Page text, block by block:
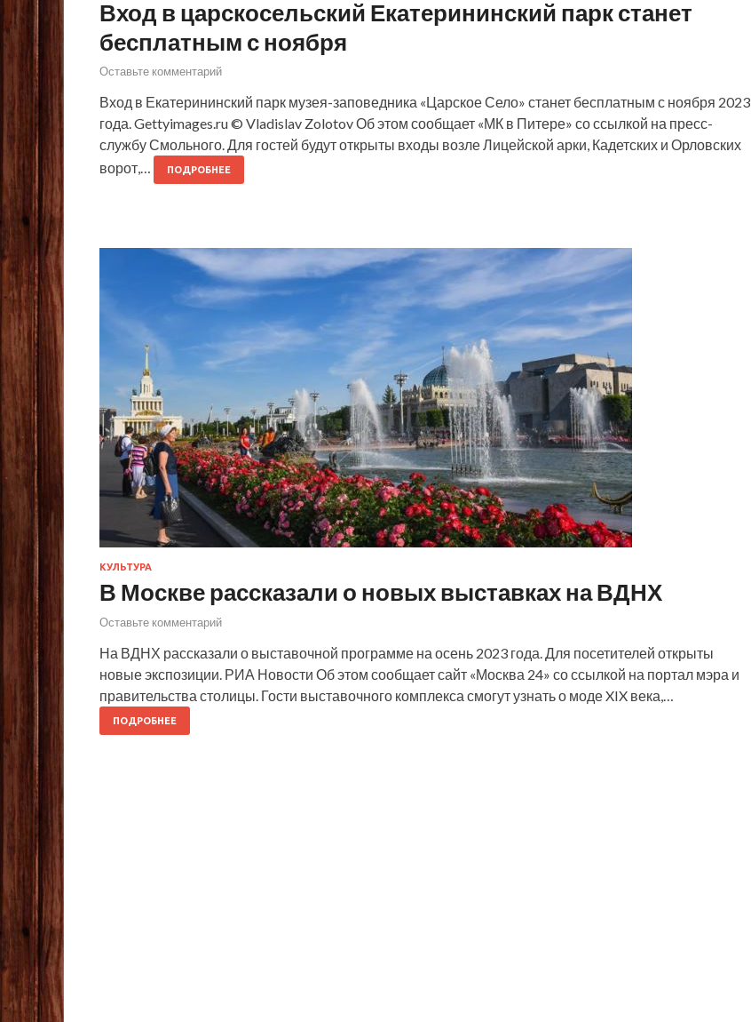
Вход в царскосельский Екатерининский парк станет
бесплатным с ноября
Оставьте комментарий
Вход в Екатерининский парк музея-заповедника «Царское Село» станет бесплатным с ноября 2023
года. Gettyimages.ru © Vladislav Zolotov Об этом сообщает «МК в Питере» со ссылкой на пресс-
службу Смольного. Для гостей будут открыты входы возле Лицейской арки, Кадетских и Орловских
ворот,…
ПОДРОБНЕЕ
КУЛЬТУРА
В Москве рассказали о новых выставках на ВДНХ
Оставьте комментарий
На ВДНХ рассказали о выставочной программе на осень 2023 года. Для посетителей открыты
новые экспозиции. РИА Новости Об этом сообщает сайт «Москва 24» со ссылкой на портал мэра и
правительства столицы. Гости выставочного комплекса смогут узнать о моде XIX века,…
ПОДРОБНЕЕ